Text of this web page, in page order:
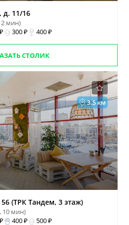
11/16
мин)
300 ₽ 400 ₽
СТОЛИК
3.5 км
(ТРК Тандем, 3 этаж)
10 мин)
400 ₽ 500 ₽